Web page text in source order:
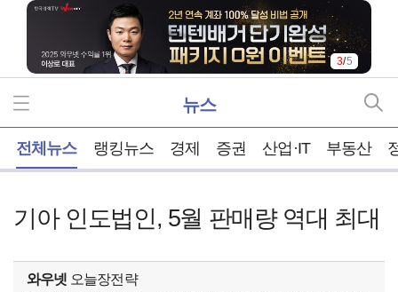
3/5
뉴스
전체뉴스 랭킹뉴스 경제 증권 산업·IT 부동산
기아 인도법인, 5월 판매량 역대 최대
와우넷 오늘장전략